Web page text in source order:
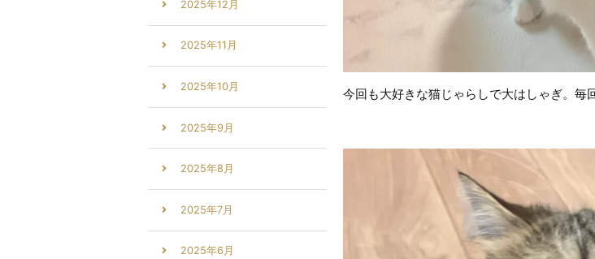
今回も大好きな猫じゃらしで大はしゃぎ。毎
2025年12月
2025年11月
2025年10月
2025年9月
2025年8月
2025年7月
2025年6月